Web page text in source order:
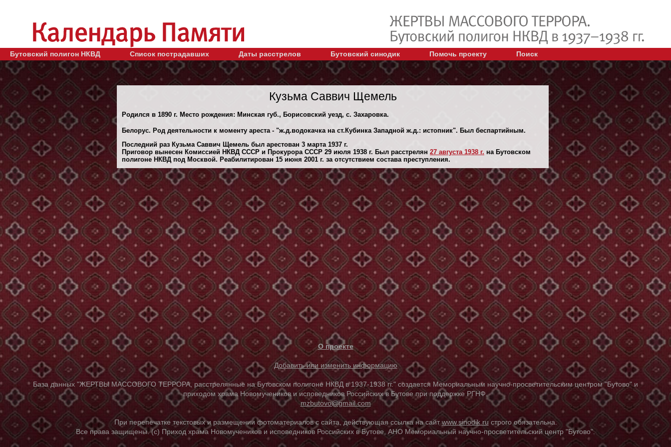
Бутовский полигон НКВД Список пострадавших Даты расстрелов Бутовский синодик Помочь проекту Поиск
Кузьма Саввич Щемель
Родился в 1890 г. Место рождения: Минская губ., Борисовский уезд, с. Захаровка.
Белорус. Род деятельности к моменту ареста - "ж.д.водокачка на ст.Кубинка Западной ж.д.: истопник". Был беспартийным.
Последний раз Кузьма Саввич Щемель был арестован 3 марта 1937 г.
Приговор вынесен Комиссией НКВД СССР и Прокурора СССР 29 июля 1938 г. Был расстрелян 27 августа 1938 г. на Бутовском
полигоне НКВД под Москвой. Реабилитирован 15 июня 2001 г. за отсутствием состава преступления.
О проекте
Добавить или изменить информацию
База данных "ЖЕРТВЫ МАССОВОГО ТЕРРОРА, расстрелянные на Бутовском полигоне НКВД в 1937-1938 гг." создается Мемориальным научно-просветительским центром "Бутово" и
приходом храма Новомучеников и исповедников Российских в Бутове при поддержке РГНФ.
mzbutovo@gmail.com
При перепечатке текстовых и размещении фотоматериалов с сайта, действующая ссылка на сайтwww.sinodik.ru строго обязательна.
Все права защищены. (с) Приход храма Новомучеников и исповедников Российских в Бутове, АНО Мемориальный научно-просветительский центр "Бутово".